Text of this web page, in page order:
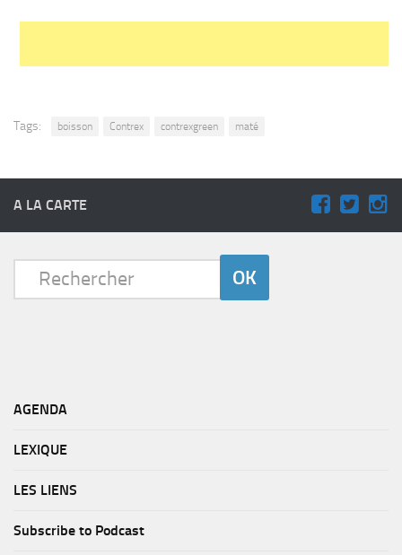
Tags: boisson Contrex contrexgreen maté
A LA CARTE
AGENDA
LEXIQUE
LES LIENS
Subscribe to Podcast